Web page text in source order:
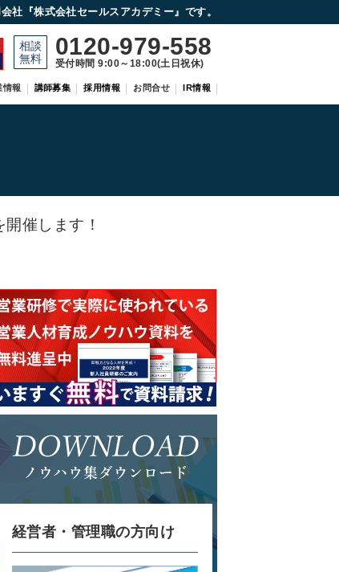
社『株式会社セールスアカデミー』です。
0120-979-558
受付時間 9:00～18:00(土日祝休)
情報 講師募集 採用情報 お問合せ IR情報
催します！
経営者・管理職の方向け